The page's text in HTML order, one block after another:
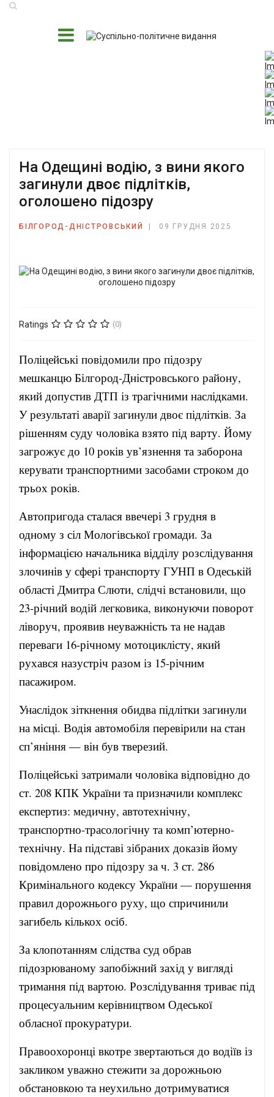
На Одещині водію, з вини якого
загинули двоє підлітків,
оголошено підозру
БІЛГОРОД-ДНІСТРОВСЬКИЙ 09 ГРУДНЯ 2025
Ratings (0)
Поліцейські повідомили про підозру
мешканцю Білгород-Дністровського району,
який допустив ДТП із трагічними наслідками.
У результаті аварії загинули двоє підлітків. За
рішенням суду чоловіка взято під варту. Йому
загрожує до 10 років ув’язнення та заборона
керувати транспортними засобами строком до
трьох років.
Автопригода сталася ввечері 3 грудня в
одному з сіл Мологівської громади. За
інформацією начальника відділу розслідування
злочинів у сфері транспорту ГУНП в Одеській
області Дмитра Слюти, слідчі встановили, що
23-річний водій легковика, виконуючи поворот
ліворуч, проявив неуважність та не надав
переваги 16-річному мотоциклісту, який
рухався назустріч разом із 15-річним
пасажиром.
Унаслідок зіткнення обидва підлітки загинули
на місці. Водія автомобіля перевірили на стан
сп’яніння — він був тверезий.
Поліцейські затримали чоловіка відповідно до
ст. 208 КПК України та призначили комплекс
експертиз: медичну, автотехнічну,
транспортно-трасологічну та комп’ютерно-
технічну. На підставі зібраних доказів йому
повідомлено про підозру за ч. 3 ст. 286
Кримінального кодексу України — порушення
правил дорожнього руху, що спричинили
загибель кількох осіб.
За клопотанням слідства суд обрав
підозрюваному запобіжний захід у вигляді
тримання під вартою. Розслідування триває під
процесуальним керівництвом Одеської
обласної прокуратури.
Правоохоронці вкотре звертаються до водіїв із
закликом уважно стежити за дорожньою
обстановкою та неухильно дотримуватися